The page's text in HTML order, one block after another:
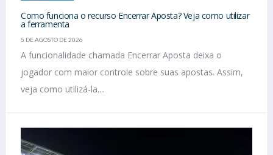
Como funciona o recurso Encerrar Aposta? Veja como utilizar
a ferramenta
5 DE AGOSTO DE 2026
A funcionalidade chamada Encerrar Aposta deixa o
jogador com maior controle sobre suas apostas. Assim,
veja como utilizá-la....